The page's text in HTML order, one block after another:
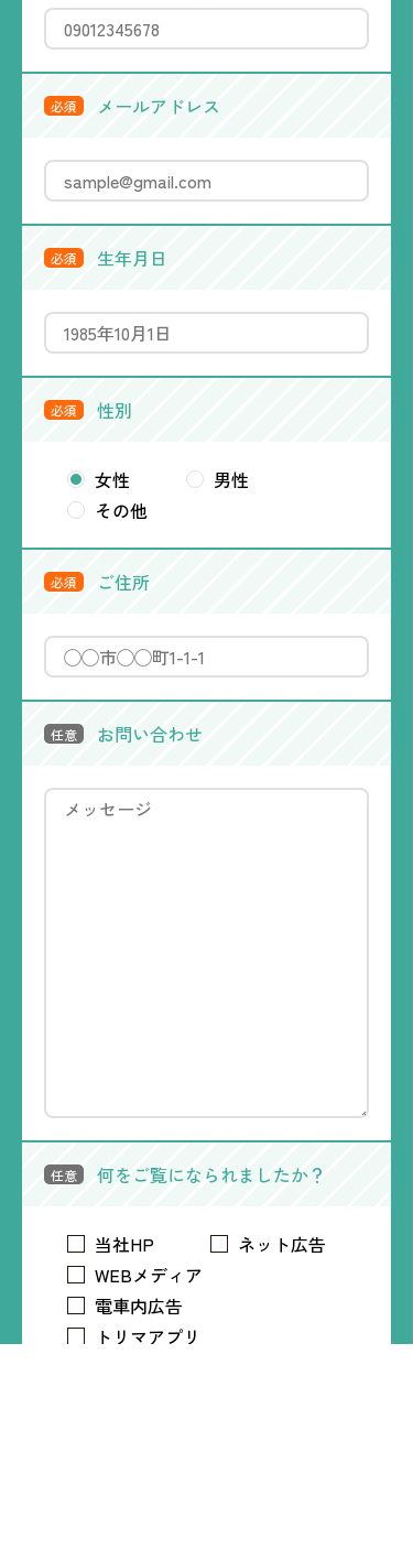
必須 メールアドレス
必須 生年月日
必須 性別
女性
男性
その他
必須 ご住所
任意 お問い合わせ
任意 何をご覧になられましたか？
当社HP
ネット広告
WEBメディア
電車内広告
トリマアプリ